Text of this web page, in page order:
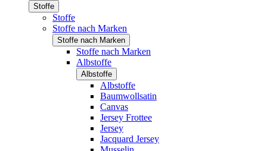
Stoffe
Stoffe
Stoffe nach Marken
Stoffe nach Marken
Stoffe nach Marken
Albstoffe
Albstoffe
Albstoffe
Baumwollsatin
Canvas
Jersey Frottee
Jersey
Jacquard Jersey